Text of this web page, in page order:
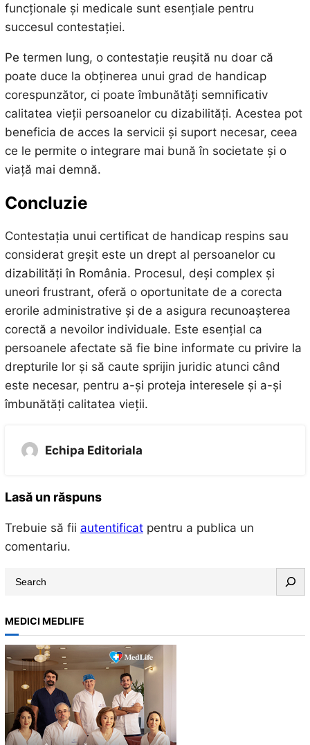
funcționale și medicale sunt esențiale pentru
succesul contestației.
Pe termen lung, o contestație reușită nu doar că
poate duce la obținerea unui grad de handicap
corespunzător, ci poate îmbunătăți semnificativ
calitatea vieții persoanelor cu dizabilități. Acestea pot
beneficia de acces la servicii și suport necesar, ceea
ce le permite o integrare mai bună în societate și o
viață mai demnă.
Concluzie
Contestația unui certificat de handicap respins sau
considerat greșit este un drept al persoanelor cu
dizabilități în România. Procesul, deși complex și
uneori frustrant, oferă o oportunitate de a corecta
erorile administrative și de a asigura recunoașterea
corectă a nevoilor individuale. Este esențial ca
persoanele afectate să fie bine informate cu privire la
drepturile lor și să caute sprijin juridic atunci când
este necesar, pentru a-și proteja interesele și a-și
îmbunătăți calitatea vieții.
Echipa Editoriala
Lasă un răspuns
Trebuie să fii autentificatpentru a publica un
comentariu.
a
r
c
h
MEDICI MEDLIFE